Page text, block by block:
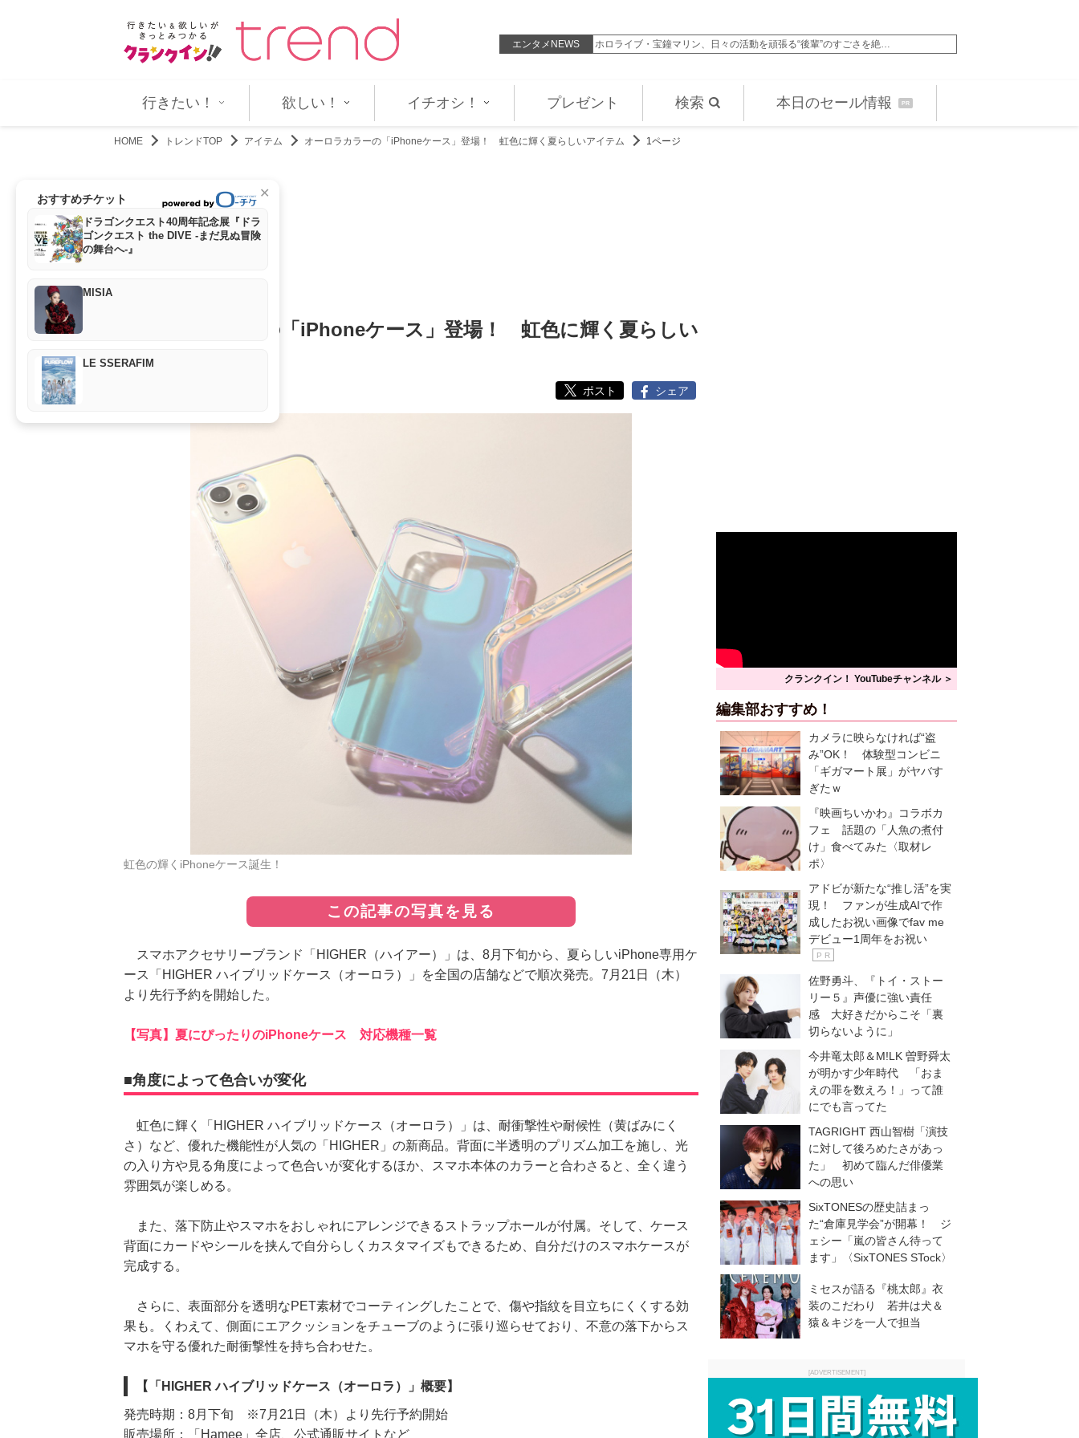
エンタメNEWS
ホロライブ・宝鐘マリン、日々の活動を頑張る“後輩”のすごさを絶… 5社からスカウトされた美女30歳、艶やかな浴衣姿に反響「可愛過…
行きたい！ 欲しい！ イチオシ！ プレゼント 検索 本日のセール情報 PR
HOME トレンドTOP アイテム オーロラカラーの「iPhoneケース」登場！ 虹色に輝く夏らしいアイテム 1ページ
✕
おすすめチケット
ドラゴンクエスト40周年記念展『ドラ
ゴンクエスト the DIVE -まだ見ぬ冒険
の舞台へ-』
MISIA
LE SSERAFIM
オーロラカラーの「iPhoneケース」登場！ 虹色に輝く夏らしい
アイテム
ポスト シェア
虹色の輝くiPhoneケース誕生！
この記事の写真を見る
スマホアクセサリーブランド「HIGHER（ハイアー）」は、8月下旬から、夏らしいiPhone専用ケ
ース「HIGHER ハイブリッドケース（オーロラ）」を全国の店舗などで順次発売。7月21日（木）
より先行予約を開始した。
【写真】夏にぴったりのiPhoneケース 対応機種一覧
■角度によって色合いが変化
虹色に輝く「HIGHER ハイブリッドケース（オーロラ）」は、耐衝撃性や耐候性（黄ばみにく
さ）など、優れた機能性が人気の「HIGHER」の新商品。背面に半透明のプリズム加工を施し、光
の入り方や見る角度によって色合いが変化するほか、スマホ本体のカラーと合わさると、全く違う
雰囲気が楽しめる。
また、落下防止やスマホをおしゃれにアレンジできるストラップホールが付属。そして、ケース
背面にカードやシールを挟んで自分らしくカスタマイズもできるため、自分だけのスマホケースが
完成する。
さらに、表面部分を透明なPET素材でコーティングしたことで、傷や指紋を目立ちにくくする効
果も。くわえて、側面にエアクッションをチューブのように張り巡らせており、不意の落下からス
マホを守る優れた耐衝撃性を持ち合わせた。
【「HIGHER ハイブリッドケース（オーロラ）」概要】
発売時期：8月下旬 ※7月21日（木）より先行予約開始
販売場所：「Hamee」全店、公式通販サイトなど
クランクイン！ YouTubeチャンネル ＞
編集部おすすめ！
カメラに映らなければ“盗
み”OK！ 体験型コンビニ
「ギガマート展」がヤバす
ぎたｗ
『映画ちいかわ』コラボカ
フェ 話題の「人魚の煮付
け」食べてみた〈取材レ
ポ〉
アドビが新たな“推し活”を実
現！ ファンが生成AIで作
成したお祝い画像でfav me
デビュー1周年をお祝い
P R
佐野勇斗、『トイ・ストー
リー５』声優に強い責任
感 大好きだからこそ「裏
切らないように」
今井竜太郎＆M!LK 曽野舜太
が明かす少年時代 「おま
えの罪を数えろ！」って誰
にでも言ってた
TAGRIGHT 西山智樹「演技
に対して後ろめたさがあっ
た」 初めて臨んだ俳優業
への思い
SixTONESの歴史詰まっ
た“倉庫見学会”が開幕！ ジ
ェシー「嵐の皆さん待って
ます」〈SixTONES STock〉
ミセスが語る『桃太郎』衣
装のこだわり 若井は犬＆
猿＆キジを一人で担当
[ADVERTISEMENT]